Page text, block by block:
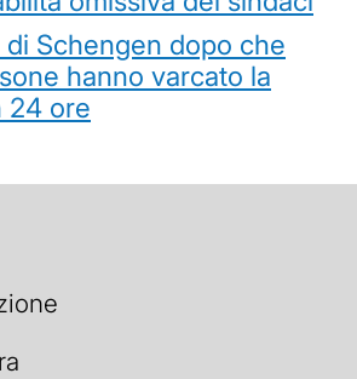
di Schengen dopo che
hanno varcato la
24 ore